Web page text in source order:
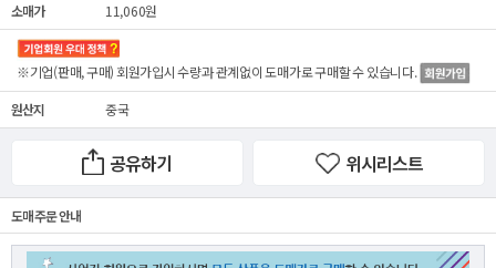
소매가 11,060원
※기업(판매, 구매) 회원가입시 수량과 관계없이도매가로 구매할 수 있습니다.
원산지 중국
공유하기 위시리스트
도매 주문 안내